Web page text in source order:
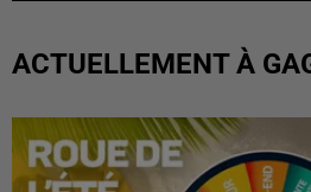
ACTUELLEMENT À